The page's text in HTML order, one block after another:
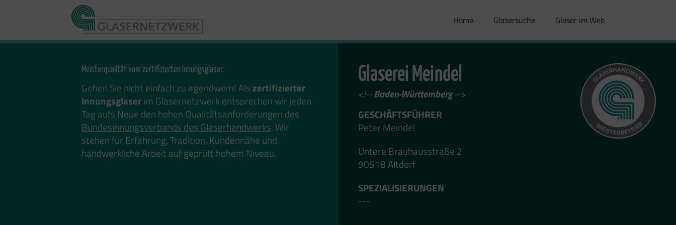
Home Glasersuche Glaser im Web
Meisterqualität vom zertifizierten Innungsglaser.
Gehen Sie nicht einfach zu irgendwem! Als zertifizierter
Innungsglaserim Glasernetzwerk entsprechen wir jeden
Tag aufs Neue den hohen Qualitätsanforderungen des
Bundesinnungsverbands des Glaserhandwerks. Wir
stehen für Erfahrung, Tradition, Kundennähe und
handwerkliche Arbeit auf geprüft hohem Niveau.
Glaserei Meindel
<!--Baden-Württemberg-->
GESCHÄFTSFÜHRER
Peter Meindel
Untere Brauhausstraße 2
90518 Altdorf
SPEZIALISIERUNGEN
---